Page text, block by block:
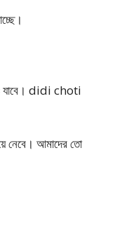
ও যাবে। didi choti
নেবে। আমাদের তো